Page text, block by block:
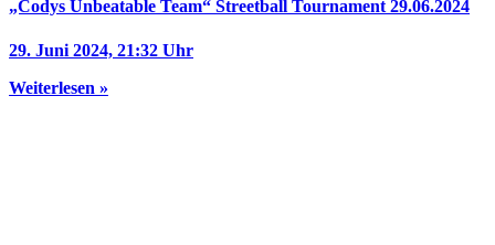
„Codys Unbeatable Team“ Streetball Tournament 29.06.2024
29. Juni 2024, 21:32 Uhr
Weiterlesen »